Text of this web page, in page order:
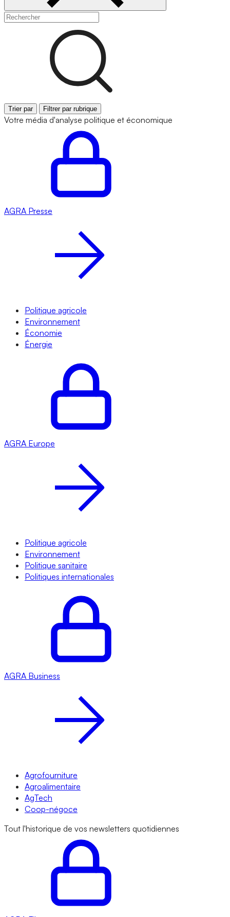
Trier par Filtrer par rubrique
Votre média d'analyse politique et économique
AGRA Presse
Politique agricole
Environnement
Économie
Énergie
AGRA Europe
Politique agricole
Environnement
Politique sanitaire
Politiques internationales
AGRA Business
Agrofourniture
Agroalimentaire
AgTech
Coop-négoce
Tout l'historique de vos newsletters quotidiennes